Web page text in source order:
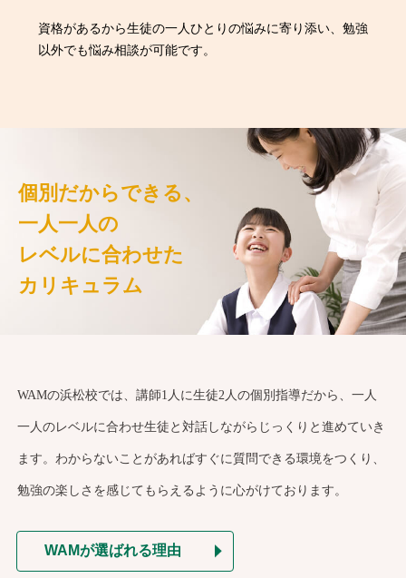
資格があるから生徒の一人ひとりの悩みに寄り添い、勉強
以外でも悩み相談が可能です。
個別だからできる、
一人一人の
レベルに合わせた
カリキュラム
WAMの浜松校では、講師1人に生徒2人の個別指導だから、一人
一人のレベルに合わせ生徒と対話しながらじっくりと進めていき
ます。わからないことがあればすぐに質問できる環境をつくり、
勉強の楽しさを感じてもらえるように心がけております。
WAMが選ばれる理由